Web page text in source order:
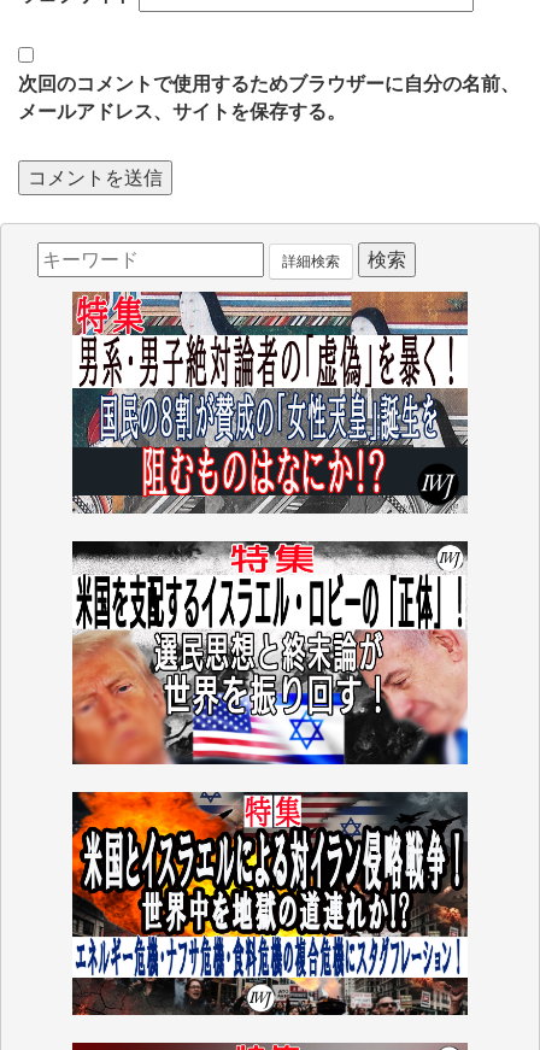
次回のコメントで使用するためブラウザーに自分の名前、
メールアドレス、サイトを保存する。
詳細検索